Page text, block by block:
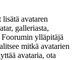
avataren
galleriasta,
ylläpitäjä
mitkä avatarien
avataria, ota